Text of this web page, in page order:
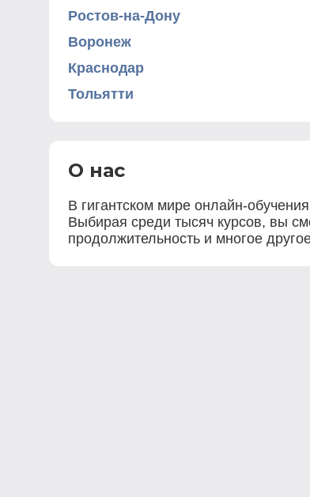
Ростов-на-Дону
Воронеж
Краснодар
Тольятти
О нас
В гигантском мире онлайн-
Выбирая среди тысяч курсов, вы
продолжительность и многое